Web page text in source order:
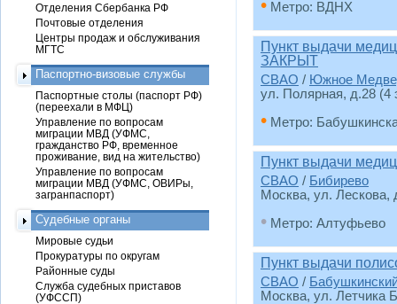
• Метро: ВДНХ
Пункт выдачи
ЗАКРЫТ
СВАО / Южное
ул. Полярная, д.28 (4
• Метро:
Пункт выдачи
СВАО / Бибирево
Москва, ул. Лескова,
• Метро: Алтуфьево
Пункт выдачи
СВАО /
Москва, ул. Летчика
Отделения Сбербанка РФ
Почтовые отделения
Центры продаж и обслуживания
МГТС
Паспортно-визовые службы
Паспортные столы (паспорт РФ)
(переехали в МФЦ)
Управление по вопросам
миграции МВД (УФМС,
гражданство РФ, временное
проживание, вид на жительство)
Управление по вопросам
миграции МВД (УФМС, ОВИРы,
загранпаспорт)
Судебные органы
Мировые судьи
Прокуратуры по округам
Районные суды
Служба судебных приставов
(УФССП)